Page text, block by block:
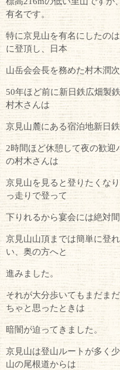
有名です。
特に京見山を有名にしたの
に登頂し、日本
山岳会会長を務めた村木潤次
50年ほど前に新日鉄広畑製
村木さんは
京見山麓にある宿泊地新日
2時間ほど休憩して夜の歓
の村木さんは
京見山を見ると登りたくな
っ走りで登って
下りれるから宴会には絶対
京見山山頂までは簡単に登
い、奥の方へと
進みました。
それが大分歩いてもまだま
ちゃと思ったときは
暗闇が迫ってきました。
京見山は登山ルートが多く
山の尾根道からは